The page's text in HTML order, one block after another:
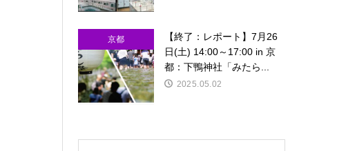
京都
【終了：レポート】7月26
日(土) 14:00～17:00 in 京
都：下鴨神社「みたら...
2025.05.02